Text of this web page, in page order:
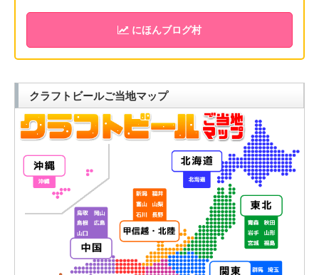
にほんブログ村
クラフトビールご当地マップ